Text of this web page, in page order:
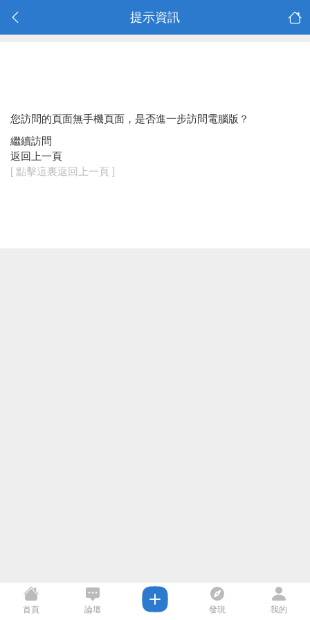
提示資訊
您訪問的頁面無手機頁面，是否進一步訪問電腦版？
繼續訪問
返回上一頁
[ 點擊這裏返回上一頁 ]
首頁 論壇 發現 我的